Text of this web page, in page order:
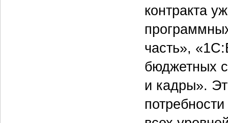
контракта
часть»,
бюджетных
и кадры».